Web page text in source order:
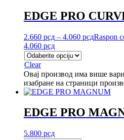
EDGE PRO
2.660 рсд – 4.060 рсдRaspon
4.060 рсд
Clear
Овај производ има више
изабране на страници
EDGE PRO
5.800 рсд